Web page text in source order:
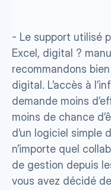
- Le support utilisé
Excel, digital ?
recommandons
digital. L’accès à
demande moins
moins de chance
d’un logiciel simple
n’importe quel
de gestion depuis
vous avez décidé